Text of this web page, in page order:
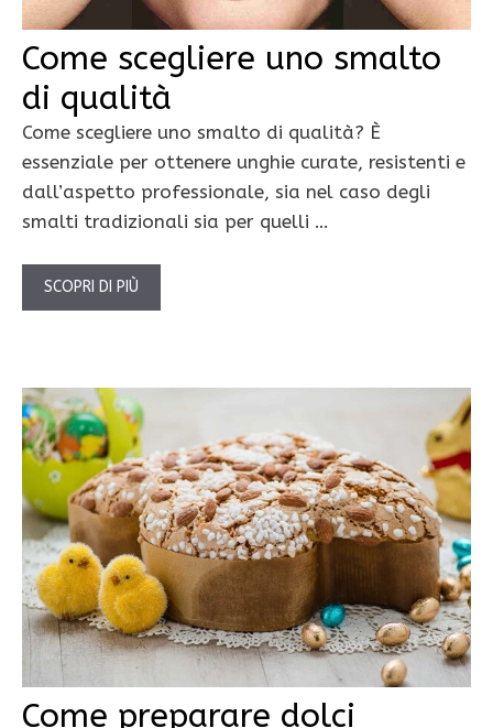
Come scegliere uno smalto
di qualità
Come scegliere uno smalto di qualità? È
essenziale per ottenere unghie curate, resistenti e
dall’aspetto professionale, sia nel caso degli
smalti tradizionali sia per quelli …
SCOPRI DI PIÙ
Come preparare dolci